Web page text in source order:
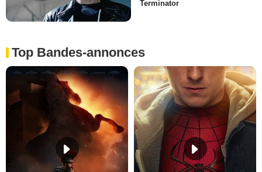
Terminator
Top Bandes-annonces